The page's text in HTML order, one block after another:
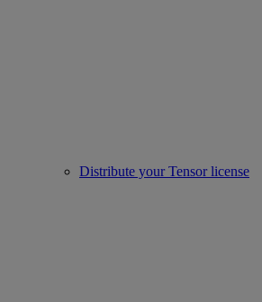
Distribute your Tensor license